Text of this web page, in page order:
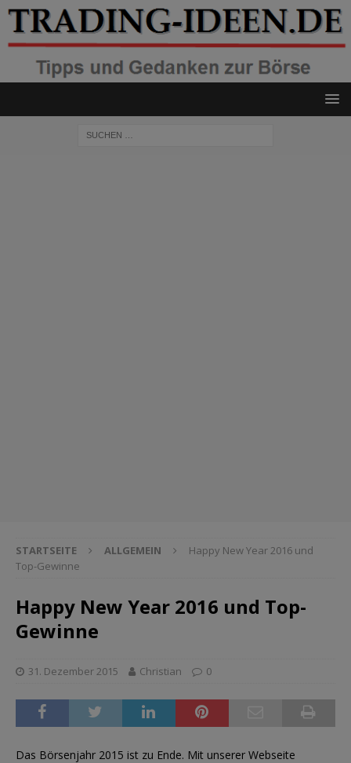
STARTSEITE ALLGEMEIN
Happy New Year 2016 und
Top-Gewinne
Happy New Year 2016 und Top-
Gewinne
31. Dezember 2015 Christian 0
Das Börsenjahr 2015 ist zu Ende. Mit unserer Webseite